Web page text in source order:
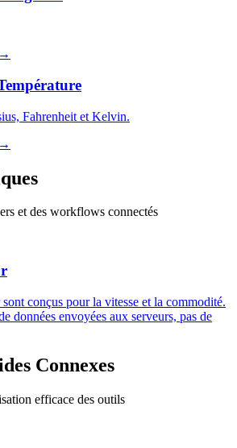
→
Fahrenheit et Kelvin.
→
et des workflows connectés
conçus pour la vitesse et la commodité.
données envoyées aux serveurs, pas de
Connexes
efficace des outils